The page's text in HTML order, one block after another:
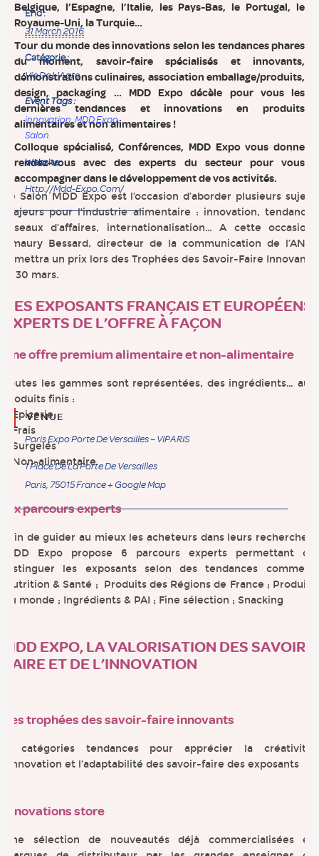
Belgique, l’Espagne, l’Italie, les Pays-Bas, le Portugal, le
Royaume-Uni, la Turquie…
Tour du monde des innovations selon les tendances phares
du moment, savoir-faire spécialisés et innovants,
démonstrations culinaires, association emballage/produits,
design, packaging … MDD Expo décèle pour vous les
dernières tendances et innovations en produits
alimentaires et non alimentaires !
Colloque spécialisé, Conférences, MDD Expo vous donne
rendez-vous avec des experts du secteur pour vous
accompagner dans le développement de vos activités.
End :
31 March 2016
Catégorie :
Vie De L'Agro
Event Tags :
innovation,MDD Expo,
Salon
Website :
Http://mdd-Expo.com/
VENUE
Paris Expo Porte De Versailles – VIPARIS
1 Place De La Porte De Versailles
Paris, 75015France+ Google Map
Le Salon MDD Expo est l’occasion d’aborder plusieurs sujets
majeurs pour l’industrie alimentaire : innovation, tendance,
réseaux d’affaires, internationalisation… A cette occasion,
Amaury Bessard, directeur de la communication de l’ANIA
remettra un prix lors des Trophées des Savoir-Faire Innovants
le 30 mars.
DES EXPOSANTS FRANÇAIS ET EUROPÉENS
EXPERTS DE L’OFFRE À FAÇON
Une offre premium alimentaire et non-alimentaire
Toutes les gammes sont représentées, des ingrédients… aux
produits finis :
> Epicerie
> Frais
> Surgelés
> Non-alimentaire
Six parcours experts
Afin de guider au mieux les acheteurs dans leurs recherches,
MDD Expo propose 6 parcours experts permettant de
distinguer les exposants selon des tendances comme :
Nutrition & Santé ; Produits des Régions de France ; Produits
du monde ; Ingrédients & PAI ; Fine sélection ; Snacking
MDD EXPO, LA VALORISATION DES SAVOIR-
FAIRE ET DE L’INNOVATION
Les trophées des savoir-faire innovants
8 catégories tendances pour apprécier la créativité,
l’innovation et l’adaptabilité des savoir-faire des exposants
Innovations store
Une sélection de nouveautés déjà commercialisées en